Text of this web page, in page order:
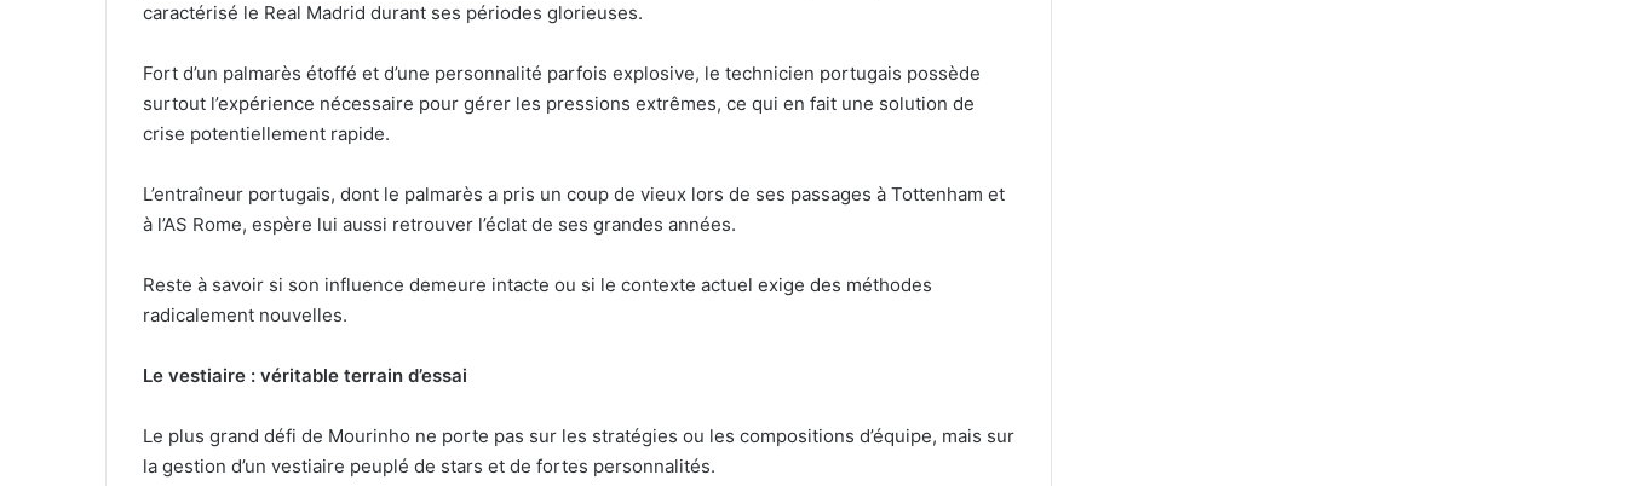
caractérisé le Real Madrid durant ses périodes glorieuses.
Fort d’un palmarès étoffé et d’une personnalité parfois explosive, le technicien portugais possède
surtout l’expérience nécessaire pour gérer les pressions extrêmes, ce qui en fait une solution de
crise potentiellement rapide.
L’entraîneur portugais, dont le palmarès a pris un coup de vieux lors de ses passages à Tottenham et
à l’AS Rome, espère lui aussi retrouver l’éclat de ses grandes années.
Reste à savoir si son influence demeure intacte ou si le contexte actuel exige des méthodes
radicalement nouvelles.
Le vestiaire : véritable terrain d’essai
Le plus grand défi de Mourinho ne porte pas sur les stratégies ou les compositions d’équipe, mais sur
la gestion d’un vestiaire peuplé de stars et de fortes personnalités.